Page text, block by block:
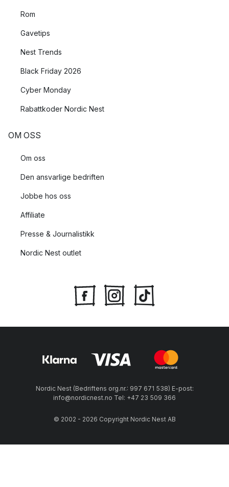
Rom
Gavetips
Nest Trends
Black Friday 2026
Cyber Monday
Rabattkoder Nordic Nest
OM OSS
Om oss
Den ansvarlige bedriften
Jobbe hos oss
Affiliate
Presse & Journalistikk
Nordic Nest outlet
Nordic Nest (Bedriftens org.nr.: 997 671 538) E-post:
info@nordicnest.no Tel: +47 23 509 366
© 2002 - 2026 Copyright Nordic Nest AB